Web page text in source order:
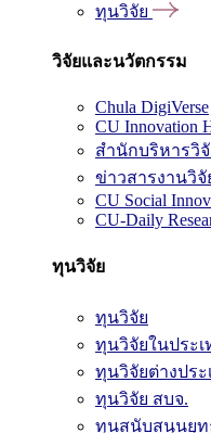
ทุนวิจัย
วิจัยและนวัตกรรม
Chula DigiVerse
CU Innovation
สำนักบริหารวิ
ข่าวสารงานวิ
CU Social
CU-Daily
ทุนวิจัย
ทุนวิจัย
ทุนวิจัยในประเ
ทุนวิจัยต่างประ
ทุนวิจัย สบจ.
ทุนสนับสนุนยุท